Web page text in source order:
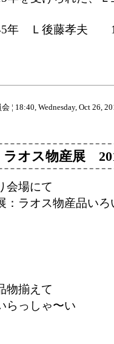
45年 Ｌ後藤孝
¦ 18:40, Wednesday, Oct 26,
ラオス物産展
会場にて
：ラオス物産品いろ
物揃えて
っしゃ〜い